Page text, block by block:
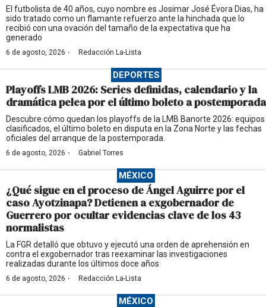
El futbolista de 40 años, cuyo nombre es Josimar José Évora Dias, ha
sido tratado como un flamante refuerzo ante la hinchada que lo
recibió con una ovación del tamaño de la expectativa que ha
generado
6 de agosto, 2026 · Redacción La-Lista
DEPORTES
Playoffs LMB 2026: Series definidas, calendario y la
dramática pelea por el último boleto a postemporada
Descubre cómo quedan los playoffs de la LMB Banorte 2026: equipos
clasificados, el último boleto en disputa en la Zona Norte y las fechas
oficiales del arranque de la postemporada.
6 de agosto, 2026 · Gabriel Torres
MÉXICO
¿Qué sigue en el proceso de Ángel Aguirre por el
caso Ayotzinapa? Detienen a exgobernador de
Guerrero por ocultar evidencias clave de los 43
normalistas
La FGR detalló que obtuvo y ejecutó una orden de aprehensión en
contra el exgobernador tras reexaminar las investigaciones
realizadas durante los últimos doce años
6 de agosto, 2026 · Redacción La-Lista
MÉXICO